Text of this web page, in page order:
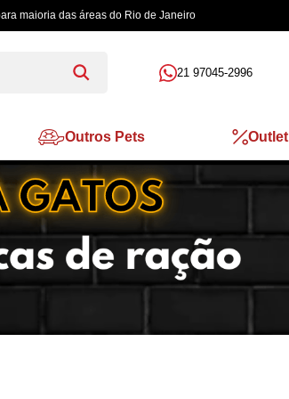
maioria das áreas do Rio de Janeiro
21 97045-2996
Outros Pets Outlet